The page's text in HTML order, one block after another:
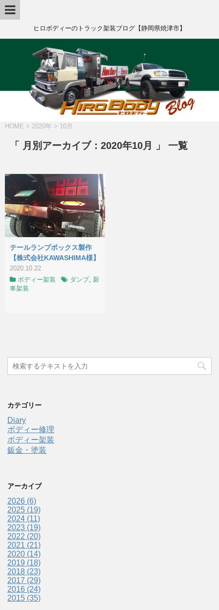
ヒロボディーのトラック架装ブログ【静岡県焼津市】
HOME > 2020年 > 10月
「 月別アーカイブ：2020年10月 」 一覧
テールランプボックス製作
【株式会社KAWASHIMA様】
2020.10.22
ボディー架装
ダンプ, 新
車架装
カテゴリー
Diary
ボディー修理
ボディー架装
鈑金・塗装
アーカイブ
2026 (6)
2025 (19)
2024 (11)
2023 (19)
2022 (20)
2021 (21)
2020 (14)
2019 (18)
2018 (23)
2017 (29)
2016 (24)
2015 (35)